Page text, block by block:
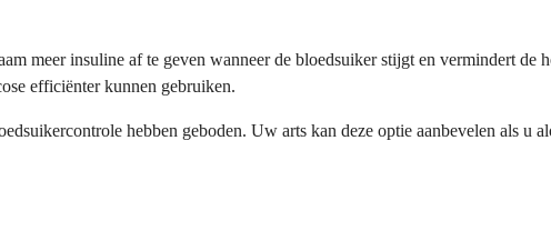
meer insuline af te geven wanneer de bloedsuiker stijgt en vermindert de
efficiënter kunnen gebruiken.
hebben geboden. Uw arts kan deze optie aanbevelen als u